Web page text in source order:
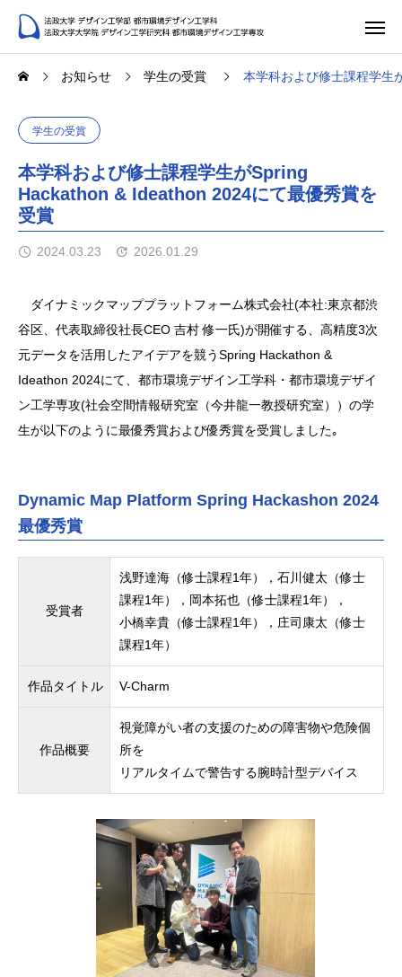
お知らせ 学生の受賞 本学科および修士課程学生
学生の受賞
本学科および修士課程学生がSpring
Hackathon & Ideathon 2024にて最優秀賞を
受賞
2024.03.23 2026.01.29
ダイナミックマッププラットフォーム株式会社(本社:東京都渋
谷区、代表取締役社長CEO 吉村 修一氏)が開催する、高精度3次
元データを活用したアイデアを競うSpring Hackathon &
Ideathon 2024にて、都市環境デザイン工学科・都市環境デザイ
ン工学専攻(社会空間情報研究室（今井龍一教授研究室））の学
生が以下のように最優秀賞および優秀賞を受賞しました｡
Dynamic Map Platform Spring Hackashon 2024
最優秀賞
受賞者
浅野達海（修士課程1年），石川健太（修士
課程1年），岡本拓也（修士課程1年），
小橋幸貴（修士課程1年），庄司康太（修士
課程1年）
作品タイトル V-Charm
作品概要
視覚障がい者の支援のための障害物や危険個
所を
リアルタイムで警告する腕時計型デバイス